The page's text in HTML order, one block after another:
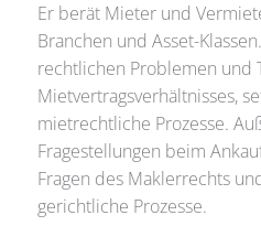
Er berät Mieter und
Branchen und Asset-
rechtlichen Problemen und
Mietvertragsverhältnisses,
mietrechtliche Prozesse.
Fragestellungen beim
Fragen des Maklerrechts
gerichtliche Prozesse.